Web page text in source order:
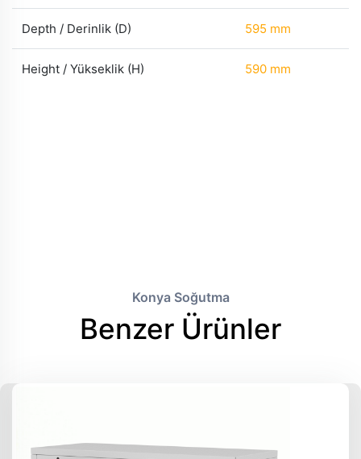
Depth / Derinlik (D) 595 mm
Height / Yükseklik (H) 590 mm
Konya Soğutma
Benzer Ürünler